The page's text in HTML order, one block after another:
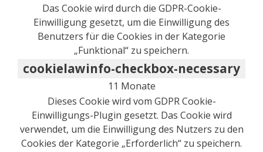
Das Cookie wird durch die GDPR-Cookie-
Einwilligung gesetzt, um die Einwilligung des
Benutzers für die Cookies in der Kategorie
„Funktional“ zu speichern.
cookielawinfo-checkbox-necessary
11 Monate
Dieses Cookie wird vom GDPR Cookie-
Einwilligungs-Plugin gesetzt. Das Cookie wird
verwendet, um die Einwilligung des Nutzers zu den
Cookies der Kategorie „Erforderlich“ zu speichern.